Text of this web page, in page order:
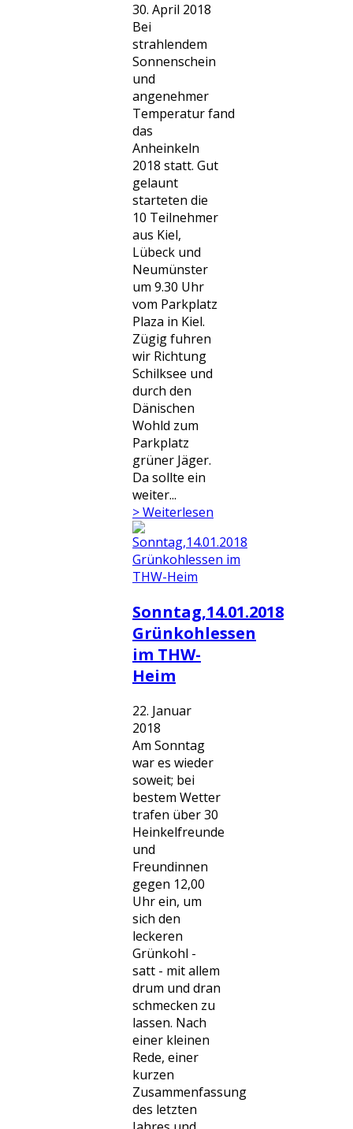
30. April 2018
Bei
strahlendem
Sonnenschein
und
angenehmer
Temperatur fand
das
Anheinkeln
2018 statt. Gut
gelaunt
starteten die
10 Teilnehmer
aus Kiel,
Lübeck und
Neumünster
um 9.30 Uhr
vom Parkplatz
Plaza in Kiel.
Zügig fuhren
wir Richtung
Schilksee und
durch den
Dänischen
Wohld zum
Parkplatz
grüner Jäger.
Da sollte ein
weiter...
> Weiterlesen
Sonntag,14.01.2018
Grünkohlessen
im THW-
Heim
22. Januar
2018
Am Sonntag
war es wieder
soweit; bei
bestem Wetter
trafen über 30
Heinkelfreunde
und
Freundinnen
gegen 12,00
Uhr ein, um
sich den
leckeren
Grünkohl -
satt - mit allem
drum und dran
schmecken zu
lassen. Nach
einer kleinen
Rede, einer
kurzen
Zusammenfassung
des letzten